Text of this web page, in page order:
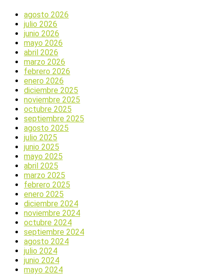
agosto 2026
julio 2026
junio 2026
mayo 2026
abril 2026
marzo 2026
febrero 2026
enero 2026
diciembre 2025
noviembre 2025
octubre 2025
septiembre 2025
agosto 2025
julio 2025
junio 2025
mayo 2025
abril 2025
marzo 2025
febrero 2025
enero 2025
diciembre 2024
noviembre 2024
octubre 2024
septiembre 2024
agosto 2024
julio 2024
junio 2024
mayo 2024